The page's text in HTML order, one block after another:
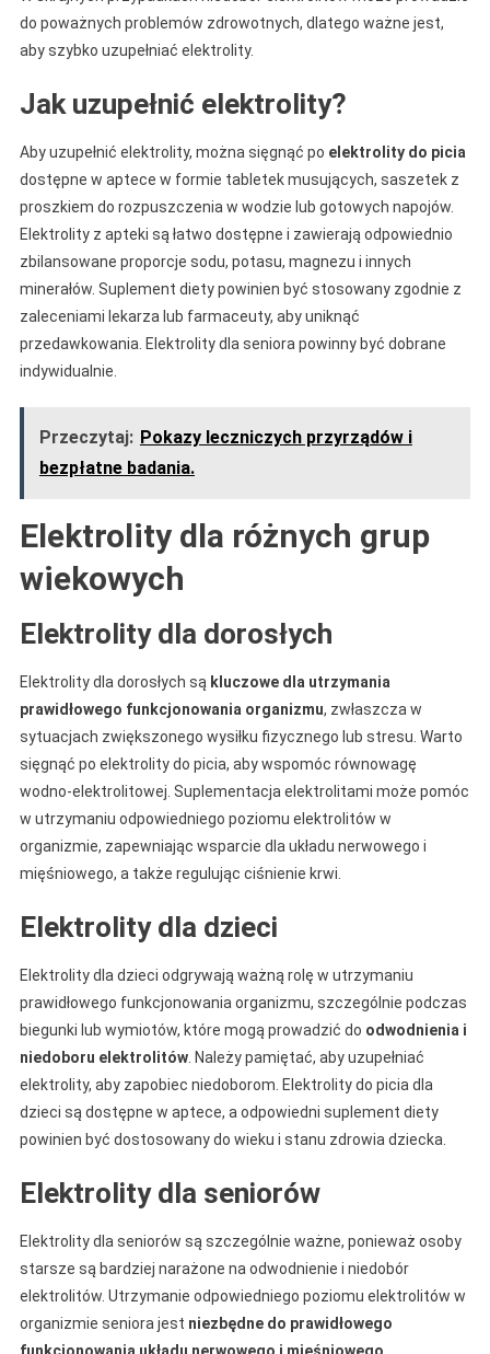
do poważnych problemów zdrowotnych, dlatego ważne jest,
aby szybko uzupełniać elektrolity.
Jak uzupełnić elektrolity?
Aby uzupełnić elektrolity, można sięgnąć po elektrolity do picia
dostępne w aptece w formie tabletek musujących, saszetek z
proszkiem do rozpuszczenia w wodzie lub gotowych napojów.
Elektrolity z apteki są łatwo dostępne i zawierają odpowiednio
zbilansowane proporcje sodu, potasu, magnezu i innych
minerałów. Suplement diety powinien być stosowany zgodnie z
zaleceniami lekarza lub farmaceuty, aby uniknąć
przedawkowania. Elektrolity dla seniora powinny być dobrane
indywidualnie.
Przeczytaj: Pokazy leczniczych przyrządów i
bezpłatne badania.
Elektrolity dla różnych grup
wiekowych
Elektrolity dla dorosłych
Elektrolity dla dorosłych są kluczowe dla utrzymania
prawidłowego funkcjonowania organizmu, zwłaszcza w
sytuacjach zwiększonego wysiłku fizycznego lub stresu. Warto
sięgnąć po elektrolity do picia, aby wspomóc równowagę
wodno-elektrolitowej. Suplementacja elektrolitami może pomóc
w utrzymaniu odpowiedniego poziomu elektrolitów w
organizmie, zapewniając wsparcie dla układu nerwowego i
mięśniowego, a także regulując ciśnienie krwi.
Elektrolity dla dzieci
Elektrolity dla dzieci odgrywają ważną rolę w utrzymaniu
prawidłowego funkcjonowania organizmu, szczególnie podczas
biegunki lub wymiotów, które mogą prowadzić do odwodnienia i
niedoboru elektrolitów. Należy pamiętać, aby uzupełniać
elektrolity, aby zapobiec niedoborom. Elektrolity do picia dla
dzieci są dostępne w aptece, a odpowiedni suplement diety
powinien być dostosowany do wieku i stanu zdrowia dziecka.
Elektrolity dla seniorów
Elektrolity dla seniorów są szczególnie ważne, ponieważ osoby
starsze są bardziej narażone na odwodnienie i niedobór
elektrolitów. Utrzymanie odpowiedniego poziomu elektrolitów w
organizmie seniora jest niezbędne do prawidłowego
funkcjonowania układu nerwowego i mięśniowego